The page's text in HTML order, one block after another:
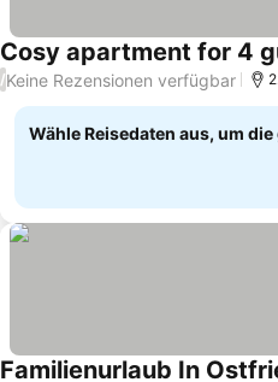
Cosy apartment for 4
/Keine Rezensionen verfügbar
Wähle Reisedaten aus, um
Familienurlaub In